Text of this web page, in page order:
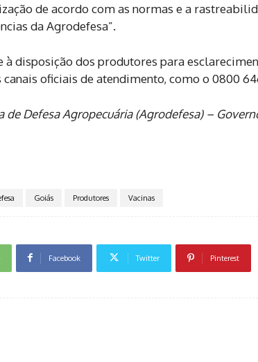
de acordo com as normas e a
da Agrodefesa”.
à disposição dos produtores para
oficiais de atendimento, como o 0800
de Defesa Agropecuária (Agrodefesa) –
Goiás Produtores Vacinas
Facebook Twitter Pinterest